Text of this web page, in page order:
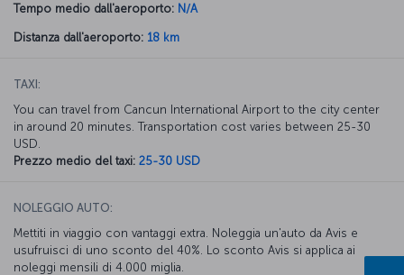
Tempo medio dall'aeroporto: N/A
Distanza dall'aeroporto: 18 km
TAXI:
You can travel from Cancun International Airport to the city center
in around 20 minutes. Transportation cost varies between 25-30
USD.
Prezzo medio del taxi: 25-30 USD
NOLEGGIO AUTO:
Mettiti in viaggio con vantaggi extra. Noleggia un'auto da Avis e
usufruisci di uno sconto del 40%. Lo sconto Avis si applica ai
noleggi mensili di 4.000 miglia.